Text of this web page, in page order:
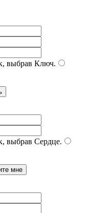
выбрав Ключ.
выбрав Сердце.